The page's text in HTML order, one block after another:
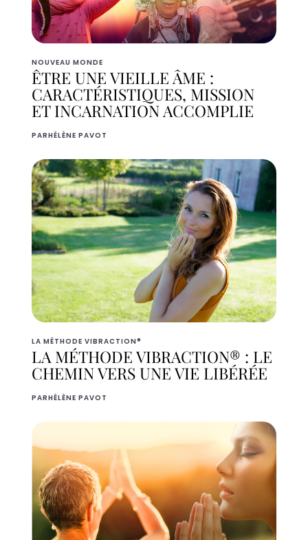
NOUVEAU MONDE
ÊTRE UNE VIEILLE ÂME :
CARACTÉRISTIQUES, MISSION
ET INCARNATION ACCOMPLIE
PARHÉLÈNE PAVOT
LA MÉTHODE VIBRACTION®
LA MÉTHODE VIBRACTION® : LE
CHEMIN VERS UNE VIE LIBÉRÉE
PARHÉLÈNE PAVOT